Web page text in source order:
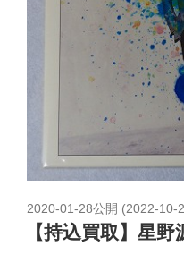
2020-01-28公開 (2022-10-
【持込買取】星